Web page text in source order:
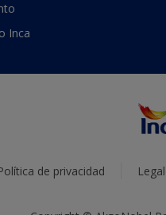
Inca
de privacidad